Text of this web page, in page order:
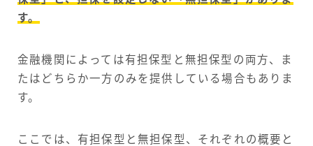
す。
金融機関によっては有担保型と無担保型の両方、ま
たはどちらか一方のみを提供している場合もありま
す。
ここでは、有担保型と無担保型、それぞれの概要と